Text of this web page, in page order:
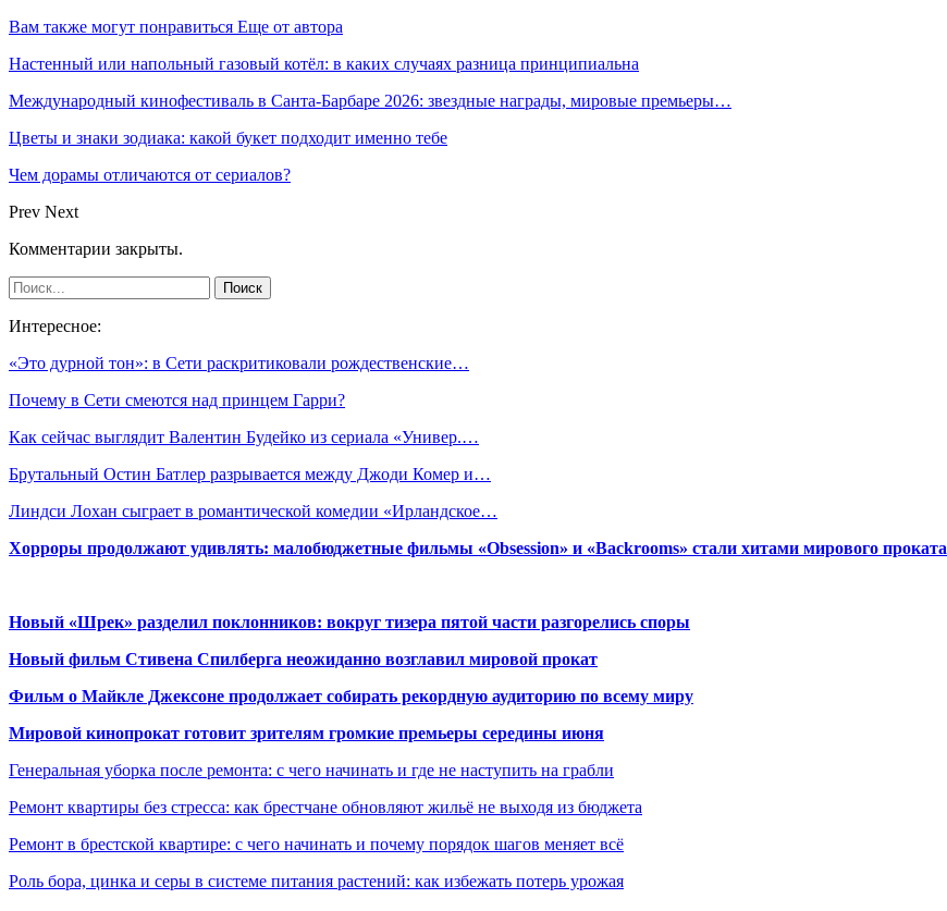
Вам также могут понравиться Еще от автора
Настенный или напольный газовый котёл: в каких случаях разница принципиальна
Международный кинофестиваль в Санта-Барбаре 2026: звездные награды, мировые премьеры…
Цветы и знаки зодиака: какой букет подходит именно тебе
Чем дорамы отличаются от сериалов?
Prev Next
Комментарии закрыты.
Интересное:
«Это дурной тон»: в Сети раскритиковали рождественские…
Почему в Сети смеются над принцем Гарри?
Как сейчас выглядит Валентин Будейко из сериала «Универ.…
Брутальный Остин Батлер разрывается между Джоди Комер и…
Линдси Лохан сыграет в романтической комедии «Ирландское…
Хорроры продолжают удивлять: малобюджетные фильмы «Obsession» и «Backrooms» стали хитами мирового проката
Новый «Шрек» разделил поклонников: вокруг тизера пятой части разгорелись споры
Новый фильм Стивена Спилберга неожиданно возглавил мировой прокат
Фильм о Майкле Джексоне продолжает собирать рекордную аудиторию по всему миру
Мировой кинопрокат готовит зрителям громкие премьеры середины июня
Генеральная уборка после ремонта: с чего начинать и где не наступить на грабли
Ремонт квартиры без стресса: как брестчане обновляют жильё не выходя из бюджета
Ремонт в брестской квартире: с чего начинать и почему порядок шагов меняет всё
Роль бора, цинка и серы в системе питания растений: как избежать потерь урожая